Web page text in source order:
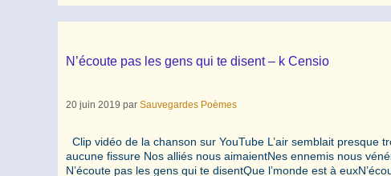
N’écoute pas les gens qui te disent – k Censio
20 juin 2019 par Sauvegardes Poèmes
Clip vidéo de la chanson sur YouTube L’air semblait
aucune fissure Nos alliés nous aimaientNes ennemis nous
N’écoute pas les gens qui te disentQue l’monde est à